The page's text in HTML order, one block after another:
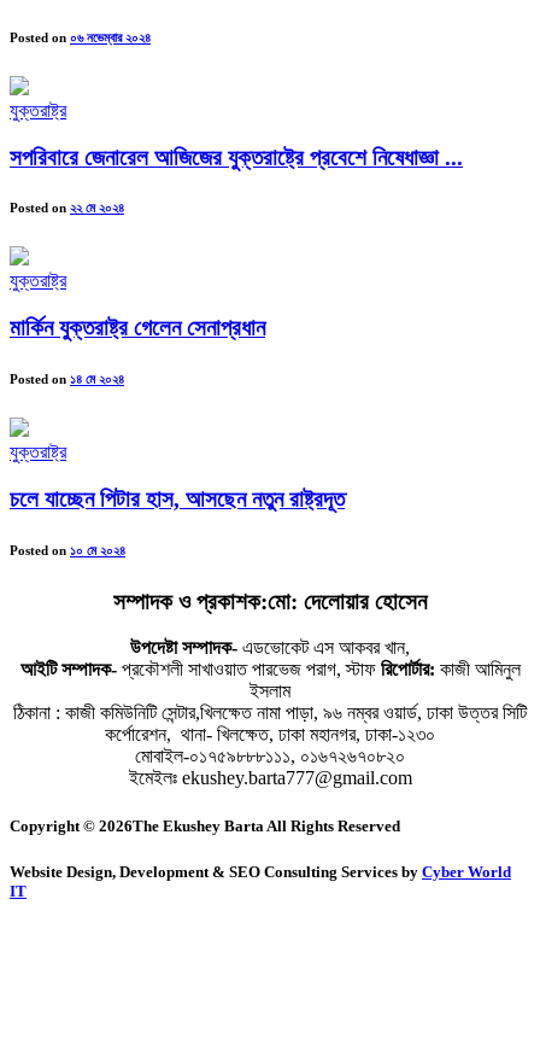
Posted on ০৬ নভেম্বার ২০২৪
যুক্তরাষ্ট্র
সপরিবারে জেনারেল আজিজের যুক্তরাষ্ট্রে প্রবেশে নিষেধাজ্ঞা ...
Posted on ২২ মে ২০২৪
যুক্তরাষ্ট্র
মার্কিন যুক্তরাষ্ট্র গেলেন সেনাপ্রধান
Posted on ১৪ মে ২০২৪
যুক্তরাষ্ট্র
চলে যাচ্ছেন পিটার হাস, আসছেন নতুন রাষ্ট্রদূত
Posted on ১০ মে ২০২৪
সম্পাদক ও প্রকাশক:মো: দেলোয়ার হোসেন
উপদেষ্টা সম্পাদক- এডভোকেট এস আকবর খান,
আইটি সম্পাদক-প্রকৌশলী সাখাওয়াত পারভেজ পরাগ, স্টাফ রিপোর্টার: কাজী আমিনুল
ইসলাম
ঠিকানা : কাজী কমিউনিটি সেন্টার,খিলক্ষেত নামা পাড়া, ৯৬ নম্বর ওয়ার্ড, ঢাকা উত্তর সিটি
কর্পোরেশন, থানা- খিলক্ষেত, ঢাকা মহানগর, ঢাকা-১২৩০
মোবাইল-০১৭৫৯৮৮৮১১১, ০১৬৭২৬৭০৮২০
ইমেইলঃ ekushey.barta777@gmail.com
Copyright © 2026The Ekushey Barta All Rights Reserved
Website Design, Development & SEO Consulting Services by Cyber World
IT